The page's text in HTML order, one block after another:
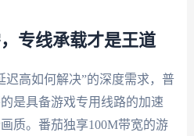
专线承载才是王道
迟高如何解决”的深度需求，普
是具备游戏专用线路的加速
质。番茄独享100M带宽的游